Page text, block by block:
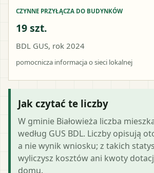
CZYNNE PRZYŁĄCZA DO BUDYNKÓW
19 szt.
BDL GUS, rok 2024
pomocnicza informacja o sieci lokalnej
Jak czytać te liczby
W gminie Białowieża liczba
według GUS BDL. Liczby opisują
a nie wynik wniosku; z takich
wyliczysz kosztów ani kwoty
domu.